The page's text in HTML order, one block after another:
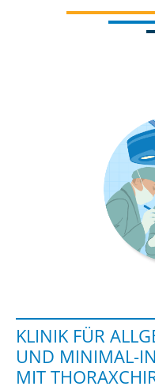
KLINIK FÜR
UND MINIMAL-
MIT